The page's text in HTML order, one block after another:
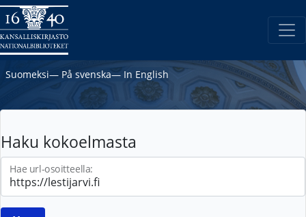
Suomeksi― På svenska― In English
Haku kokoelmasta
Hae url-osoitteella: